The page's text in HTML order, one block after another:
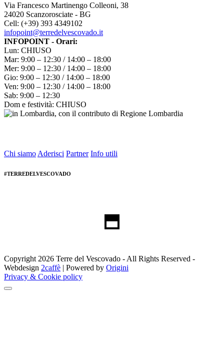
Via Francesco Martinengo Colleoni, 38
24020 Scanzorosciate - BG
Cell: (+39) 393 4349102
infopoint@terredelvescovado.it
INFOPOINT - Orari:
Lun: CHIUSO
Mar: 9:00 – 12:30 / 14:00 – 18:00
Mer: 9:00 – 12:30 / 14:00 – 18:00
Gio: 9:00 – 12:30 / 14:00 – 18:00
Ven: 9:00 – 12:30 / 14:00 – 18:00
Sab: 9:00 – 12:30
Dom e festività: CHIUSO
Chi siamo Aderisci Partner Info utili
#TERREDELVESCOVADO
Copyright 2026 Terre del Vescovado - All Rights Reserved -
Webdesign 2caffè | Powered by Origini
Privacy & Cookie policy